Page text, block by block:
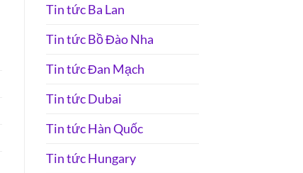
Tin tức Ba Lan
Tin tức Bồ Đào Nha
Tin tức Đan Mạch
Tin tức Dubai
Tin tức Hàn Quốc
Tin tức Hungary